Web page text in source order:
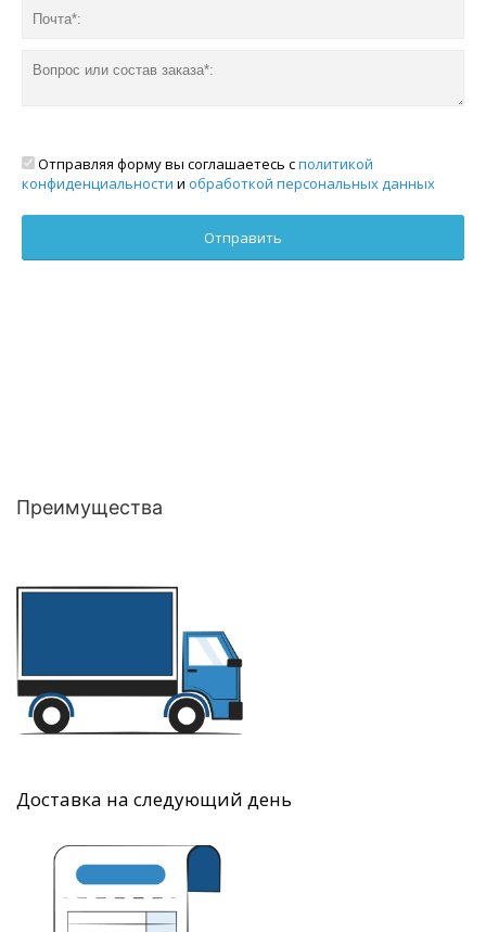
Отправляя форму вы соглашаетесь сполитикой
конфиденциальности и обработкой персональных данных
Преимущества
Доставка на следующий день